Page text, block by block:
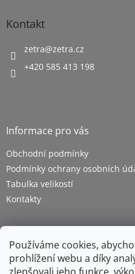
Používáme cookies,
prohlížení webu a díky
Kontakt
zetra@zetra.cz
+420 585 413 198
Informace pro vás
Obchodní podmínky
Podmínky ochrany osobních
Tabulka velikostí
Kontakty